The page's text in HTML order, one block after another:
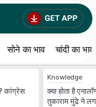
सोने का भाव चांदी का भाव
कांग्रेस
Knowledge
क्या होता है
तुकाराम मुंढे ने